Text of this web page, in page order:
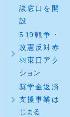
談窓口を開
設
5.19戦争・
改憲反対赤
羽東口アク
ション
奨学金返済
支援事業は
じまる